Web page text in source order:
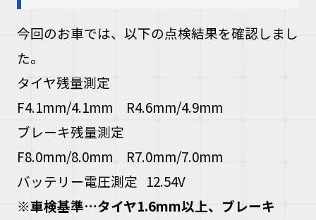
今回のお車では、以下の点検結果を確認しまし
た。
タイヤ残量測定
F4.1mm/4.1mm R4.6mm/4.9mm
ブレーキ残量測定
F8.0mm/8.0mm R7.0mm/7.0mm
バッテリー電圧測定 12.54V
※車検基準…タイヤ1.6mm以上、ブレーキ